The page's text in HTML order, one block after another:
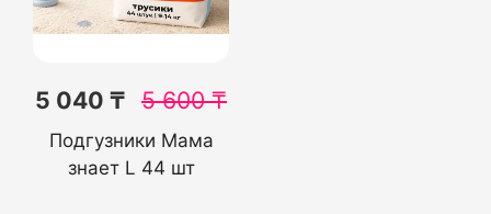
5 040 ₸ 5 600₸
Подгузники Мама
знает L 44 шт